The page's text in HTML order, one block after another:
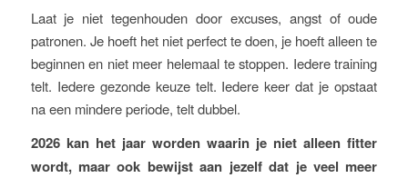
Laat je niet tegenhouden door excuses, angst of oude
patronen. Je hoeft het niet perfect te doen, je hoeft alleen te
beginnen en niet meer helemaal te stoppen. Iedere training
telt. Iedere gezonde keuze telt. Iedere keer dat je opstaat
na een mindere periode, telt dubbel.
2026 kan het jaar worden waarin je niet alleen fitter
wordt, maar ook bewijst aan jezelf dat je veel meer